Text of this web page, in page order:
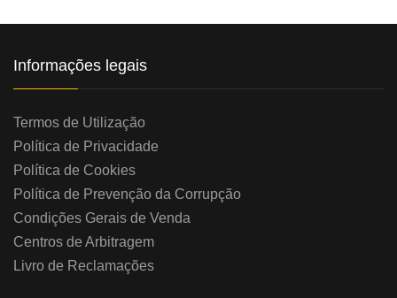
Informações legais
Termos de Utilização
Política de Privacidade
Política de Cookies
Política de Prevenção da Corrupção
Condições Gerais de Venda
Centros de Arbitragem
Livro de Reclamações